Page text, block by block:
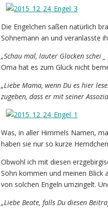
Die Engelchen saßen natürlich
Sohnemann an und veranlasste
„Schau mal, lauter Glocken schei _
Oma hat es zum Glück nicht
„Liebe Mama, wenn Du es hier
zugeben, dass er mit seiner
Was, in aller Himmels Namen,
haben sie nur so kurze
Obwohl ich mit diesen
Sohn kommen und meinen Blick
von solchen Engeln umzingelt.
„Liebe Beate, falls Du diesen